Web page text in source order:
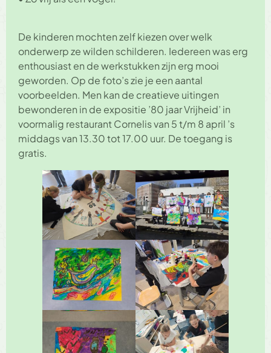
De kinderen mochten zelf kiezen over welk
onderwerp ze wilden schilderen. Iedereen was erg
enthousiast en de werkstukken zijn erg mooi
geworden. Op de foto’s zie je een aantal
voorbeelden. Men kan de creatieve uitingen
bewonderen in de expositie ’80 jaar Vrijheid’ in
voormalig restaurant Cornelis van 5 t/m 8 april ’s
middags van 13.30 tot 17.00 uur. De toegang is
gratis.